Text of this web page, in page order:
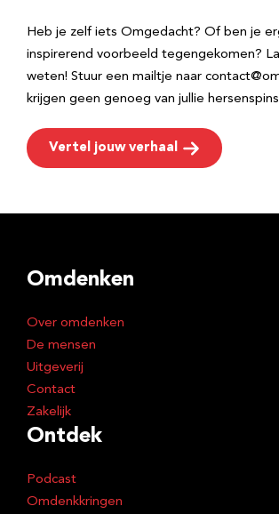
Heb je zelf iets Omgedacht? Of ben je
inspirerend voorbeeld tegengekomen?
weten! Stuur een mailtje naar
krijgen geen genoeg van jullie
Vertel jouw verhaal
Omdenken
Over omdenken
De mensen
Uitgeverij
Contact
Zakelijk
Ontdek
Podcast
Omdenkkringen